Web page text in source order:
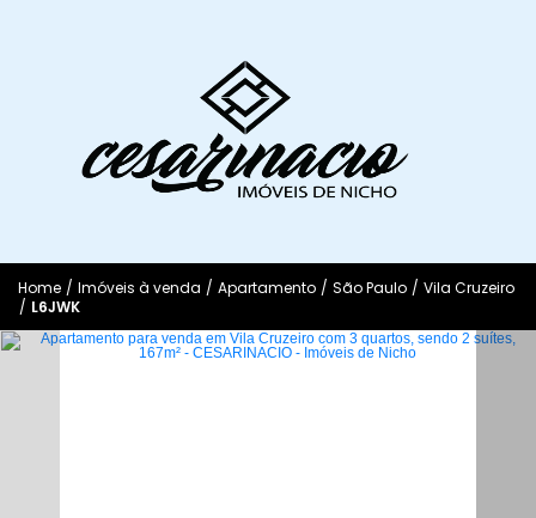
Home / Imóveis à venda / Apartamento / São Paulo / Vila Cruzeiro
/ L6JWK